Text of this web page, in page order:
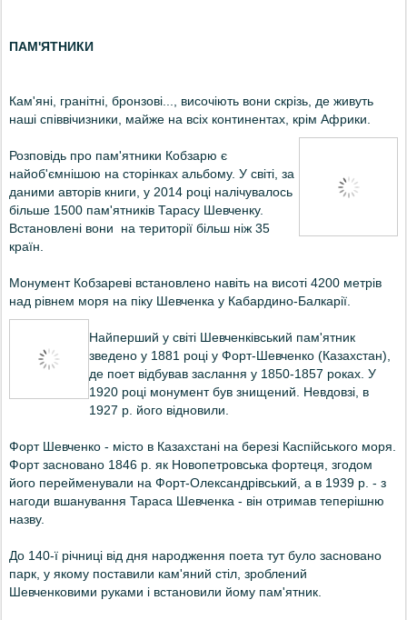
ПАМ'ЯТНИКИ
Кам'яні, гранітні, бронзові..., височіють вони скрізь, де живуть
наші співвічизники, майже на всіх континентах, крім Африки.
Розповідь про пам'ятники Кобзарю є
найоб'ємнішою на сторінках альбому. У світі, за
даними авторів книги, у 2014 році налічувалось
більше 1500 пам'ятників Тарасу Шевченку.
Встановлені вони на території більш ніж 35
країн.
Монумент Кобзареві встановлено навіть на висоті 4200 метрів
над рівнем моря на піку Шевченка у Кабардино-Балкарії.
Найперший у світі Шевченківський пам'ятник
зведено у 1881 році у Форт-Шевченко (Казахстан),
де поет відбував заслання у 1850-1857 роках. У
1920 році монумент був знищений. Невдовзі, в
1927 р. його відновили.
Форт Шевченко - місто в Казахстані на березі Каспійського моря.
Форт засновано 1846 р. як Новопетровська фортеця, згодом
його перейменували на Форт-Олександрівський, а в 1939 р. - з
нагоди вшанування Тараса Шевченка - він отримав теперішню
назву.
До 140-ї річниці від дня народження поета тут було засновано
парк, у якому поставили кам'яний стіл, зроблений
Шевченковими руками і встановили йому пам'ятник.